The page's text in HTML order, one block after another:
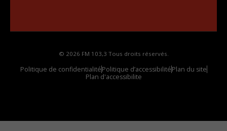
© 2026 FM 103,3 Tous droits réservés.
Politique de confidentialitéPolitique d’accessibilitéPlan du site
Plan d'accessibilite